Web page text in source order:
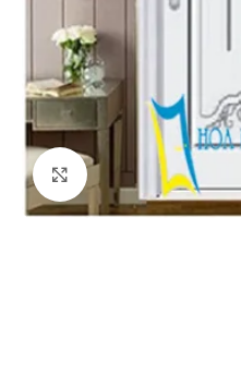
Click to enlarge